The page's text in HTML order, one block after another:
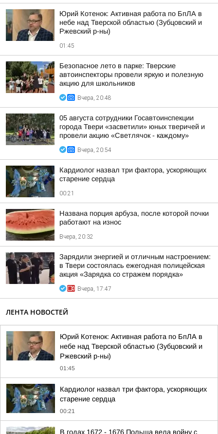
Юрий Котенок: Активная работа по БпЛА в
небе над Тверской областью (Зубцовский и
Ржевский р-ны)
01:45
Безопасное лето в парке: Тверские
автоинспекторы провели яркую и полезную
акцию для школьников
Вчера, 20:48
05 августа сотрудники Госавтоинспекции
города Твери «засветили» юных тверичей и
провели акцию «Светлячок - каждому»
Вчера, 20:54
Кардиолог назвал три фактора, ускоряющих
старение сердца
00:21
Названа порция арбуза, после которой почки
работают на износ
Вчера, 20:32
Зарядили энергией и отличным настроением:
в Твери состоялась ежегодная полицейская
акция «Зарядка со стражем порядка»
Вчера, 17:47
ЛЕНТА НОВОСТЕЙ
Юрий Котенок: Активная работа по БпЛА в
небе над Тверской областью (Зубцовский и
Ржевский р-ны)
01:45
Кардиолог назвал три фактора, ускоряющих
старение сердца
00:21
В годах 1672 - 1676 Польша вела войну с